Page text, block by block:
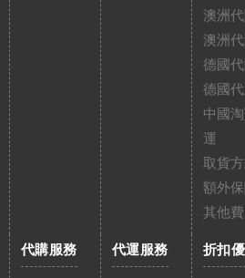
澳洲
澳洲
德國
德國
中國
運
取貨
額外
其他費
代購服務 代運服務 折扣